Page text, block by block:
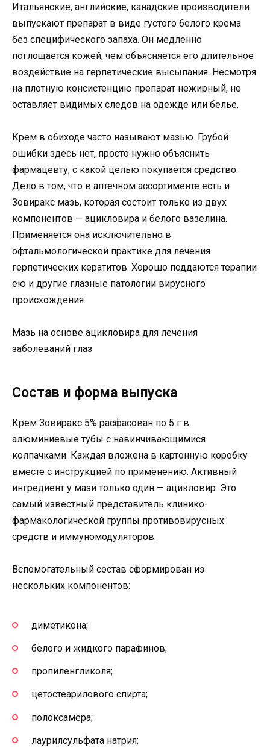
Итальянские, английские, канадские производители
выпускают препарат в виде густого белого крема
без специфического запаха. Он медленно
поглощается кожей, чем объясняется его длительное
воздействие на герпетические высыпания. Несмотря
на плотную консистенцию препарат нежирный, не
оставляет видимых следов на одежде или белье.
Крем в обиходе часто называют мазью. Грубой
ошибки здесь нет, просто нужно объяснить
фармацевту, с какой целью покупается средство.
Дело в том, что в аптечном ассортименте есть и
Зовиракс мазь, которая состоит только из двух
компонентов — ацикловира и белого вазелина.
Применяется она исключительно в
офтальмологической практике для лечения
герпетических кератитов. Хорошо поддаются терапии
ею и другие глазные патологии вирусного
происхождения.
Мазь на основе ацикловира для лечения
заболеваний глаз
Состав и форма выпуска
Крем Зовиракс 5% расфасован по 5 г в
алюминиевые тубы с навинчивающимися
колпачками. Каждая вложена в картонную коробку
вместе с инструкцией по применению. Активный
ингредиент у мази только один — ацикловир. Это
самый известный представитель клинико-
фармакологической группы противовирусных
средств и иммуномодуляторов.
Вспомогательный состав сформирован из
нескольких компонентов:
диметикона;
белого и жидкого парафинов;
пропиленгликоля;
цетостеарилового спирта;
полоксамера;
лаурилсульфата натрия;